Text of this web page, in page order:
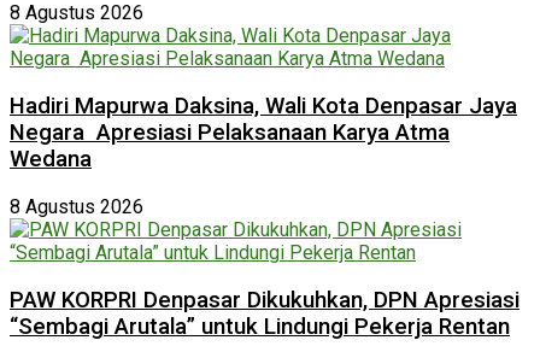
8 Agustus 2026
Hadiri Mapurwa Daksina, Wali Kota Denpasar Jaya
Negara Apresiasi Pelaksanaan Karya Atma
Wedana
8 Agustus 2026
PAW KORPRI Denpasar Dikukuhkan, DPN Apresiasi
“Sembagi Arutala” untuk Lindungi Pekerja Rentan